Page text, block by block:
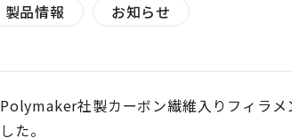
製品情報 お知らせ
Polymaker社製カーボン繊維入りフィラ
した。